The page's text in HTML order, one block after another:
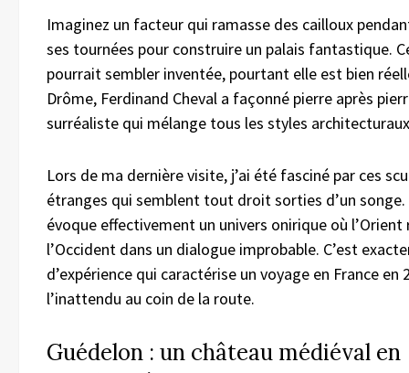
Imaginez un facteur qui ramasse des cailloux
ses tournées pour construire un palais fantastique.
pourrait sembler inventée, pourtant elle est bien
Drôme, Ferdinand Cheval a façonné pierre après
surréaliste qui mélange tous les styles
Lors de ma dernière visite, j’ai été fasciné par ces
étranges qui semblent tout droit sorties d’un songe.
évoque effectivement un univers onirique où
l’Occident dans un dialogue improbable. C’est
d’expérience qui caractérise un voyage en France en
l’inattendu au coin de la route.
Guédelon : un château médiéval en